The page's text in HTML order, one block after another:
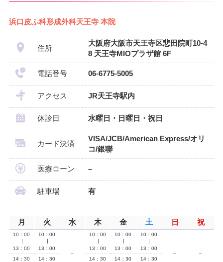
浜口皮ふ科形成外科天王寺 本院
住所
大阪府大阪市天王寺区悲田院町10-4
8 天王寺MIOプラザ館 6F
電話番号 06-6775-5005
アクセス JR天王寺駅内
休診日 水曜日・日曜日・祝日
カード決済
VISA/JCB/American Express/オリ
コ/銀聯
医療ローン –
駐車場 有
月 火 水 木 金 土 日 祝
10：00
13：00
10：00
13：00
–
10：00
13：00
10：00
13：00
10：00
13：00
–
–
14：30
14：30
14：30
14：30
14：30